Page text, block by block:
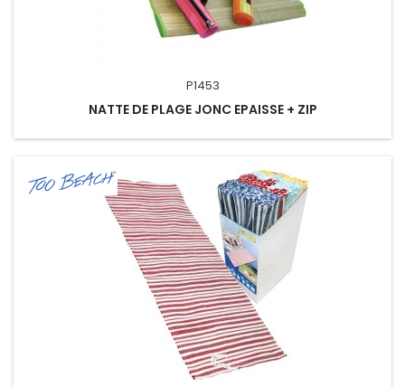
P1453
NATTE DE PLAGE JONC EPAISSE + ZIP